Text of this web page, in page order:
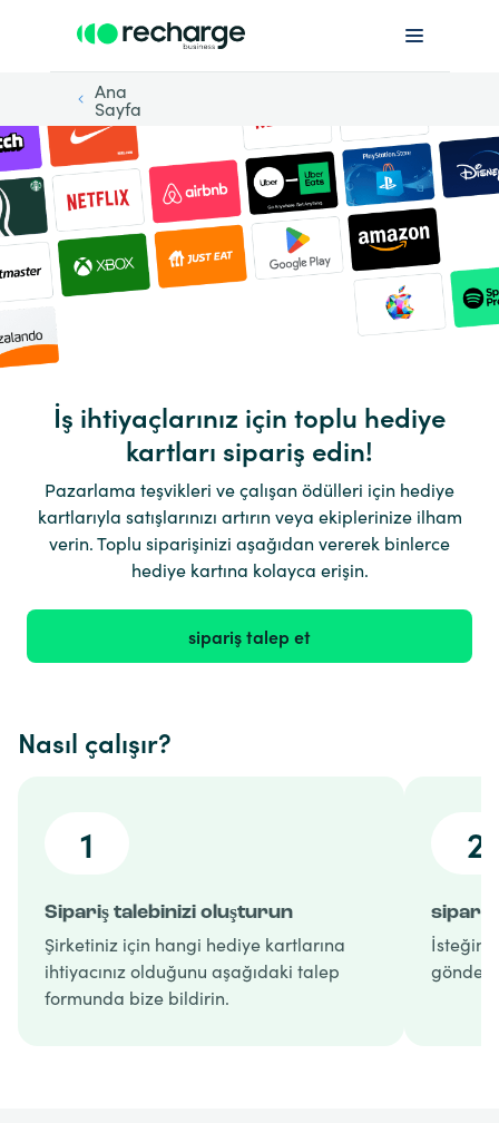
Ana
Sayfa
İş ihtiyaçlarınız için toplu hediye
kartları sipariş edin!
Pazarlama teşvikleri ve çalışan ödülleri için hediye
kartlarıyla satışlarınızı artırın veya ekiplerinize ilham
verin. Toplu siparişinizi aşağıdan vererek binlerce
hediye kartına kolayca erişin.
sipariş talep et
Nasıl çalışır?
1
Sipariş talebinizi oluşturun
Şirketiniz için hangi hediye kartlarına
ihtiyacınız olduğunu aşağıdaki talep
formunda bize bildirin.
2